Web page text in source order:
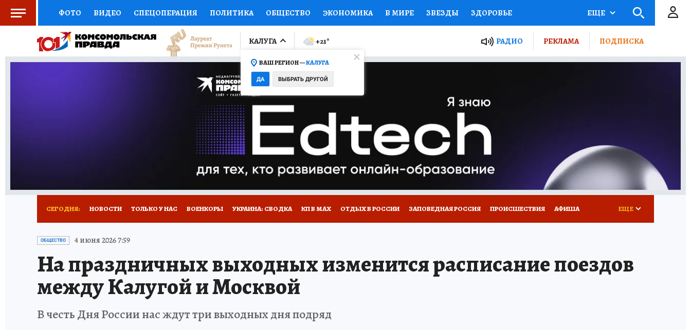
ФОТО ВИДЕО СПЕЦОПЕРАЦИЯ ПОЛИТИКА ОБЩЕСТВО ЭКОНОМИКА В МИРЕ ЗВЕЗДЫ ЗДОРОВЬЕ
СОЦПОДДЕРЖКА НАУКА СПОРТ КОЛУМНИСТЫ ПРОИСШЕСТВИЯ НАЦИОНАЛЬНЫЕ ПРОЕКТЫ РОССИИ
ВЫБОР ЭКСПЕРТОВ ДОКТОР ФИНАНСЫ ОТКРЫВАЕМ МИР Я ЗНАЮ СЕМЬЯ ЖЕНСКИЕ СЕКРЕТЫ ПУТЕВОДИТЕЛЬ
ПРОГНОЗЫ НА СПОРТ ПРОМОКОДЫ СЕРИАЛЫ
ТЕЛЕВИЗОР КОЛЛЕКЦИИ КОНКУРСЫ ГИД ПОТРЕБИТЕЛЯ
НОВОЕ НА САЙТЕ
ЕЩЕ
КАЛУГА
ВАШ РЕГИОН —КАЛУГА
ДА ВЫБРАТЬ ДРУГОЙ
+21° РАДИО РЕКЛАМА ПОДПИСКА
СЕГОДНЯ: НОВОСТИ ТОЛЬКО У НАС ВОЕНКОРЫ УКРАИНА: СВОДКА КП В МАХ ОТДЫХ В РОССИИ ЗАПОВЕДНАЯ РОССИЯ ПРОИСШЕСТВИЯ АФИША
ИСПЫТАНО НА СЕБЕ
ЕЩЕ
ОБЩЕСТВО 4 июня 2026 7:59
На праздничных выходных изменится расписание поездов
между Калугой и Москвой
В честь Дня России нас ждут три выходных дня подряд